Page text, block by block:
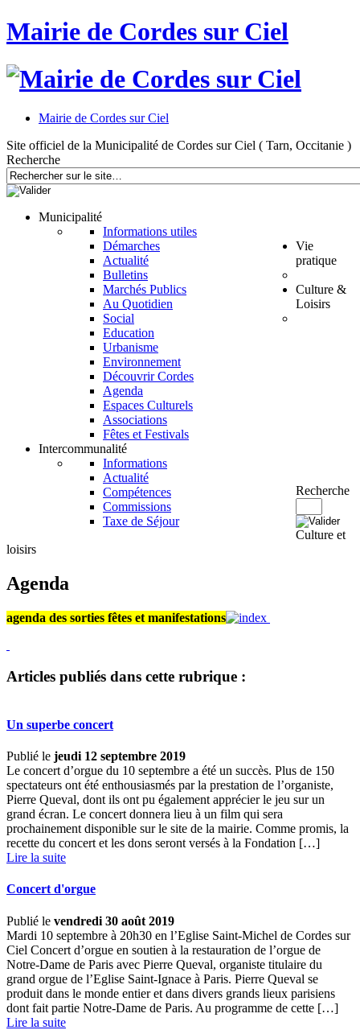
Mairie de Cordes sur Ciel
Mairie de Cordes sur Ciel
Site officiel de la Municipalité de Cordes sur Ciel ( Tarn, Occitanie )
Recherche
Municipalité
Informations utiles
Démarches
Actualité
Bulletins
Marchés Publics
Vie
pratique
Au Quotidien
Social
Education
Urbanisme
Environnement
Culture &
Loisirs
Découvrir Cordes
Agenda
Espaces Culturels
Associations
Fêtes et Festivals
Intercommunalité
Informations
Actualité
Compétences
Commissions
Taxe de Séjour
Recherche
Culture et
loisirs
Agenda
agenda des sorties fêtes et manifestations
Articles publiés dans cette rubrique :
Un superbe concert
Publié le jeudi 12 septembre 2019
Le concert d’orgue du 10 septembre a été un succès. Plus de 150
spectateurs ont été enthousiasmés par la prestation de l’organiste,
Pierre Queval, dont ils ont pu également apprécier le jeu sur un
grand écran. Le concert donnera lieu à un film qui sera
prochainement disponible sur le site de la mairie. Comme promis, la
recette du concert et les dons seront versés à la Fondation […] ­
Lire la suite
Concert d'orgue
Publié le vendredi 30 août 2019
Mardi 10 septembre à 20h30 en l’Eglise Saint-Michel de Cordes sur
Ciel Concert d’orgue en soutien à la restauration de l’orgue de
Notre-Dame de Paris avec Pierre Queval, organiste titulaire du
grand orgue de l’Eglise Saint-Ignace à Paris. Pierre Queval se
produit dans le monde entier et dans divers grands lieux parisiens
dont fait partie Notre-Dame de Paris. Au programme de cette […] ­
Lire la suite